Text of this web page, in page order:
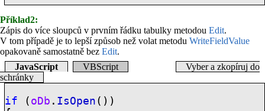
Příklad2:
Zápis do více sloupců v prvním řádku tabulky metodou Edit.
V tom případě je to lepší způsob než volat metodu WriteFieldValue
opakovaně samostatně bez Edit.
JavaScript
VBScript
Vyber a zkopíruj do
schránky
if ( oDb . IsOpen ())